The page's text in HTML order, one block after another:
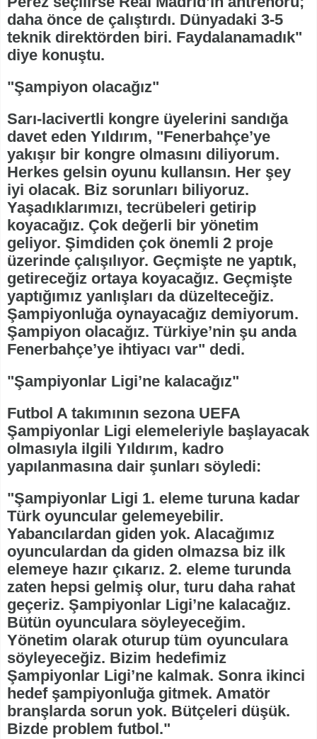
daha önce de çalıştırdı. Dünyadaki 3-5
teknik direktörden biri. Faydalanamadık"
diye konuştu.
"Şampiyon olacağız"
Sarı-lacivertli kongre üyelerini sandığa
davet eden Yıldırım, "Fenerbahçe’ye
yakışır bir kongre olmasını diliyorum.
Herkes gelsin oyunu kullansın. Her şey
iyi olacak. Biz sorunları biliyoruz.
Yaşadıklarımızı, tecrübeleri getirip
koyacağız. Çok değerli bir yönetim
geliyor. Şimdiden çok önemli 2 proje
üzerinde çalışılıyor. Geçmişte ne yaptık,
getireceğiz ortaya koyacağız. Geçmişte
yaptığımız yanlışları da düzelteceğiz.
Şampiyonluğa oynayacağız demiyorum.
Şampiyon olacağız. Türkiye’nin şu anda
Fenerbahçe’ye ihtiyacı var" dedi.
"Şampiyonlar Ligi’ne kalacağız"
Futbol A takımının sezona UEFA
Şampiyonlar Ligi elemeleriyle başlayacak
olmasıyla ilgili Yıldırım, kadro
yapılanmasına dair şunları söyledi:
"Şampiyonlar Ligi 1. eleme turuna kadar
Türk oyuncular gelemeyebilir.
Yabancılardan giden yok. Alacağımız
oyunculardan da giden olmazsa biz ilk
elemeye hazır çıkarız. 2. eleme turunda
zaten hepsi gelmiş olur, turu daha rahat
geçeriz. Şampiyonlar Ligi’ne kalacağız.
Bütün oyunculara söyleyeceğim.
Yönetim olarak oturup tüm oyunculara
söyleyeceğiz. Bizim hedefimiz
Şampiyonlar Ligi’ne kalmak. Sonra ikinci
hedef şampiyonluğa gitmek. Amatör
branşlarda sorun yok. Bütçeleri düşük.
Bizde problem futbol."